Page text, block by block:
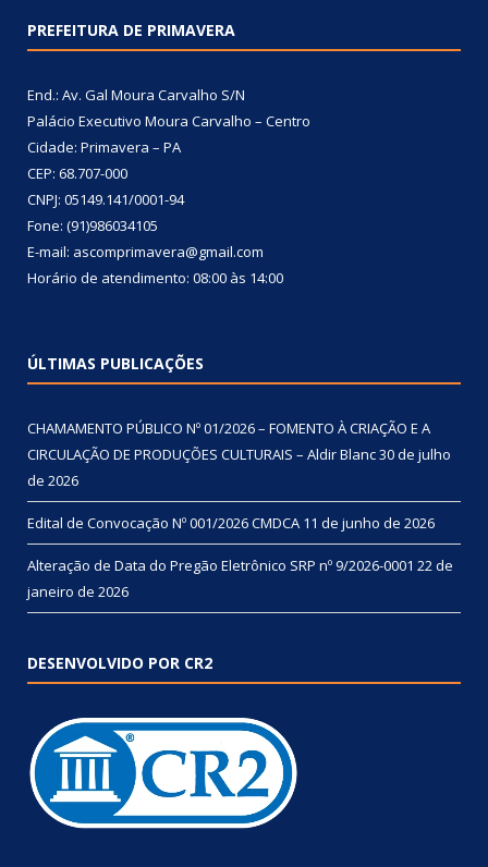
PREFEITURA DE PRIMAVERA
End.: Av. Gal Moura Carvalho S/N
Palácio Executivo Moura Carvalho – Centro
Cidade: Primavera – PA
CEP: 68.707-000
CNPJ: 05149.141/0001-94
Fone: (91)986034105
E-mail: ascomprimavera@gmail.com
Horário de atendimento: 08:00 às 14:00
ÚLTIMAS PUBLICAÇÕES
CHAMAMENTO PÚBLICO Nº 01/2026 – FOMENTO À CRIAÇÃO E A
CIRCULAÇÃO DE PRODUÇÕES CULTURAIS – Aldir Blanc30 de julho
de 2026
Edital de Convocação Nº 001/2026 CMDCA 11 de junho de 2026
Alteração de Data do Pregão Eletrônico SRP nº 9/2026-0001 22 de
janeiro de 2026
DESENVOLVIDO POR CR2